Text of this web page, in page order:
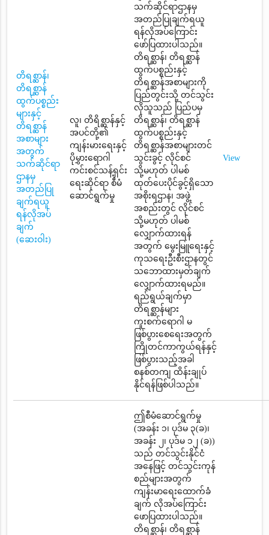
တိရစ္ဆာန်၊
တိရစ္ဆာန်
ထွက်ပစ္စည်း
များနှင့်
တိရစ္ဆာန်
အစာများ
အတွက်
သက်ဆိုင်ရာ
ဌာနမှ
အတည်ပြု
ချက်ရယူ
ရန်လိုအပ်
ချက်
(ဆေးဝါး)
လူ၊ တိရိစ္ဆာန်နှင့်
အပင်တို့၏
ကျန်းမားရေးနှင့်
ပိုမွှားရောဂါ
ကင်းစင်သန့်ရှင်း
ရေးဆိုင်ရာ စီမံ
ဆောင်ရွက်မှု
သက်ဆိုင်ရာဌာနမှ
အတည်ပြုချက်ရယူ
ရန်လိုအပ်ကြောင်း
ဖော်ပြထားပါသည်။
တိရစ္ဆာန်၊ တိရစ္ဆာန်
ထွက်ပစ္စည်းနှင့်
တိရစ္ဆာန်အစာများကို
ပြည်တွင်းသို့ တင်သွင်း
လိုသူသည် ပြည်ပမှ
တိရစ္ဆာန်၊ တိရစ္ဆာန်
ထွက်ပစ္စည်းနှင့်
တိရစ္ဆာန်အစာများတင်
သွင်းခွင့် လိုင်စင်
သို့မဟုတ် ပါမစ်
ထုတ်ပေးပိုင်ခွင့်ရှိသော
အစိုးရဌာန၊ အဖွဲ့
အစည်းတွင် လိုင်စင်
သို့မဟုတ် ပါမစ်
လျှောက်ထားရန်
အတွက် မွေးမြူရေးနှင့်
ကုသရေးဦးစီးဌာနတွင်
သဘောထားမှတ်ချက်
လျှောက်ထားရမည်။
ရည်ရွယ်ချက်မှာ
တိရစ္ဆာန်များ
ကူးစက်ရောဂါ မ
ဖြစ်ပွားစေရေးအတွက်
ကြိုတင်ကာကွယ်ရန်နှင့်
ဖြစ်ပွားသည့်အခါ
စနစ်တကျ ထိန်းချုပ်
နိုင်ရန်ဖြစ်ပါသည်။
View
ဤစီမံဆောင်ရွက်မှု
(အခန်း ၁၊ ပုဒ်မ ၃(ခ)၊
အခန်း ၂၊ ပုဒ်မ ၁၂ (ခ))
သည် တင်သွင်းနိုင်ငံ
အနေဖြင့် တင်သွင်းကုန်
စည်များအတွက်
ကျန်းမာရေးထောက်ခံ
ချက် လိုအပ်ကြောင်း
ဖောပြထားပါသည်။
တိရစ္ဆာန်၊ တိရစ္ဆာန်